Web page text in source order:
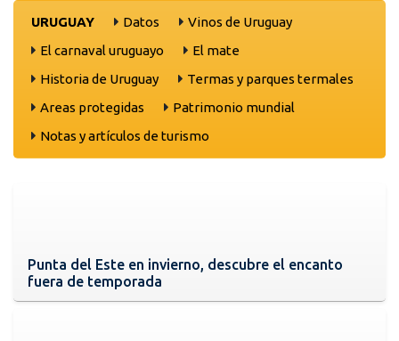
URUGUAY Datos
Vinos de Uruguay
El carnaval uruguayo
El mate
Historia de Uruguay
Termas y parques termales
Areas protegidas
Patrimonio mundial
Notas y artículos de turismo
Punta del Este en invierno, descubre el encanto
fuera de temporada